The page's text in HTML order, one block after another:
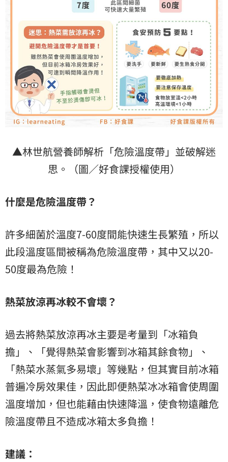
▲林世航營養師解析「危險溫度帶」並破解迷
思。（圖／好食課授權使用）
什麼是危險溫度帶？
許多細菌於溫度7-60度間能快速生長繁殖，所以
此段溫度區間被稱為危險溫度帶，其中又以20-
50度最為危險！
熱菜放涼再冰較不會壞？
過去將熱菜放涼再冰主要是考量到「冰箱負
擔」、「覺得熱菜會影響到冰箱其餘食物」、
「熱菜水蒸氣多易壞」等幾點，但其實目前冰箱
普遍冷房效果佳，因此即便熱菜冰冰箱會使周圍
溫度增加，但也能藉由快速降溫，使食物遠離危
險溫度帶且不造成冰箱太多負擔！
建議：